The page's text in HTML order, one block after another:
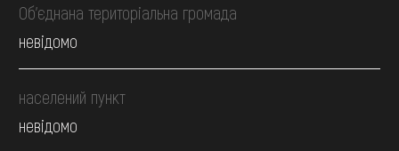
Об’єднана територіальна громада
невідомо
населений пункт
невідомо